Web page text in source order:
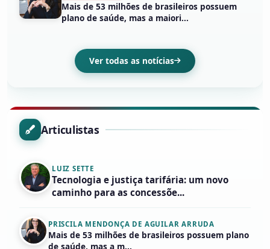
Mais de 53 milhões de brasileiros possuem
plano de saúde, mas a maiori...
Ver todas as notícias
Articulistas
LUIZ SETTE
Tecnologia e justiça tarifária: um novo
caminho para as concessõe...
PRISCILA MENDONÇA DE AGUILAR ARRUDA
Mais de 53 milhões de brasileiros possuem plano
de saúde, mas a m...